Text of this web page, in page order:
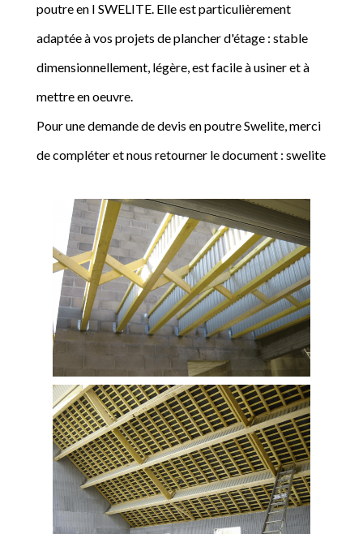
poutre en I SWELITE. Elle est particulièrement
adaptée à vos projets de plancher d'étage : stable
dimensionnellement, légère, est facile à usiner et à
mettre en oeuvre.
Pour une demande de devis en poutre Swelite, merci
de compléter et nous retourner le document : swelite